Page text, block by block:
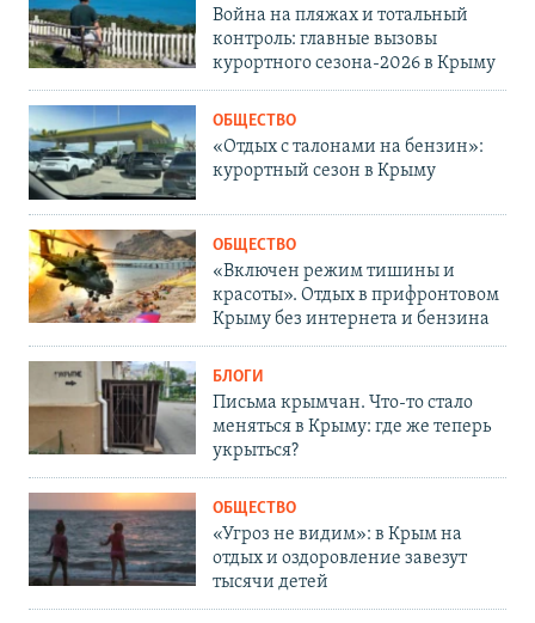
Война на пляжах и тотальный
контроль: главные вызовы
курортного сезона-2026 в Крыму
ОБЩЕСТВО
«Отдых с талонами на бензин»:
курортный сезон в Крыму
ОБЩЕСТВО
«Включен режим тишины и
красоты». Отдых в прифронтовом
Крыму без интернета и бензина
БЛОГИ
Письма крымчан. Что-то стало
меняться в Крыму: где же теперь
укрыться?
ОБЩЕСТВО
«Угроз не видим»: в Крым на
отдых и оздоровление завезут
тысячи детей